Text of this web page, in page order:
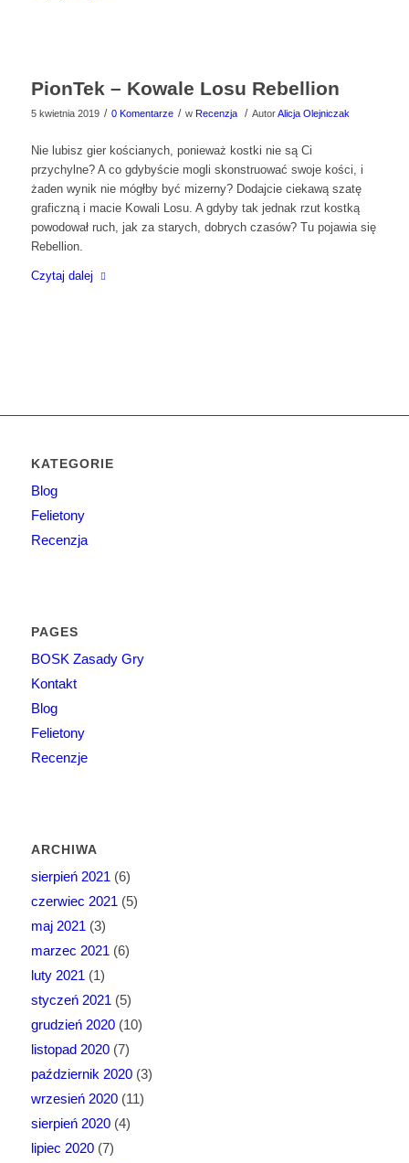
PionTek – Kowale Losu Rebellion
5 kwietnia 2019 / 0 Komentarze / w Recenzja / AutorAlicja Olejniczak
Nie lubisz gier kościanych, ponieważ kostki nie są Ci
przychylne? A co gdybyście mogli skonstruować swoje kości, i
żaden wynik nie mógłby być mizerny? Dodajcie ciekawą szatę
graficzną i macie Kowali Losu. A gdyby tak jednak rzut kostką
powodował ruch, jak za starych, dobrych czasów? Tu pojawia się
Rebellion.
Czytaj dalej
KATEGORIE
Blog
Felietony
Recenzja
PAGES
BOSK Zasady Gry
Kontakt
Blog
Felietony
Recenzje
ARCHIWA
sierpień 2021 (6)
czerwiec 2021 (5)
maj 2021 (3)
marzec 2021 (6)
luty 2021 (1)
styczeń 2021 (5)
grudzień 2020(10)
listopad 2020(7)
październik 2020(3)
wrzesień 2020(11)
sierpień 2020(4)
lipiec 2020(7)